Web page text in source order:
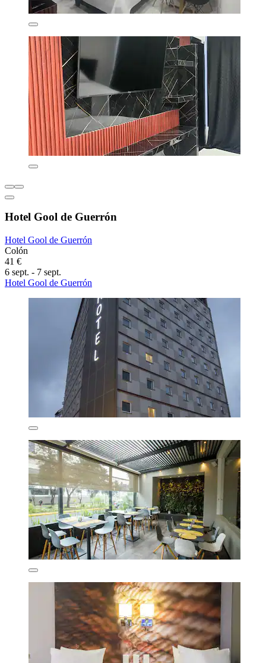
Hotel Gool de Guerrón
Hotel Gool de Guerrón
Colón
41 €
6 sept. - 7 sept.
Hotel Gool de Guerrón